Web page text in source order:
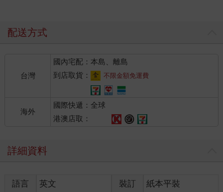
配送方式
台灣
國內宅配：本島、離島
到店取貨：
不限金額免運費
海外
國際快遞：全球
港澳店取：
詳細資料
語言 英文 裝訂
紙本平裝